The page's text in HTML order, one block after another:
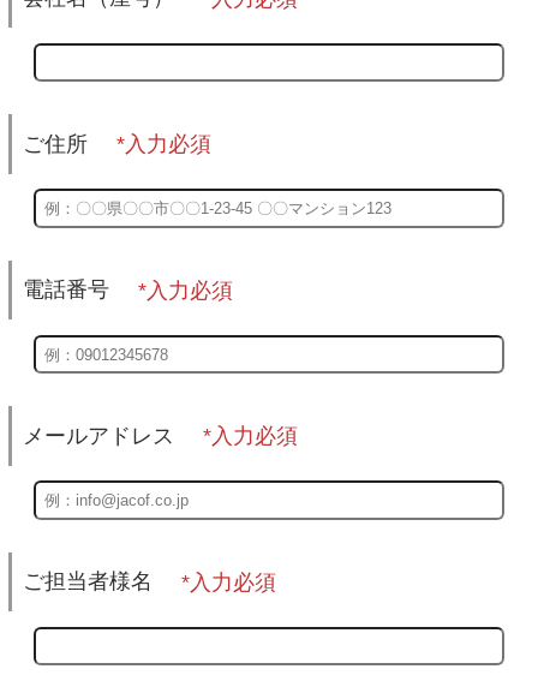
ご住所
電話番号
メールアドレス
ご担当者様名